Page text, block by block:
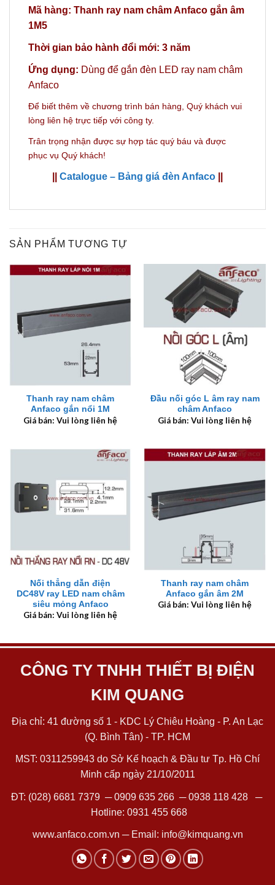
Mã hàng: Thanh ray nam châm Anfaco gắn âm
1M5
Thời gian bảo hành đổi mới: 3 năm
Ứng dụng: Dùng để gắn đèn LED ray nam châm
Anfaco
Để biết thêm về chương trình bán hàng, Quý khách vui
lòng liên hệ trực tiếp với công ty.
Trân trọng nhận được sự hợp tác quý báu và được
phục vụ Quý khách!
Catalogue – Bảng giá đèn Anfaco
SẢN PHẨM TƯƠNG TỰ
Thanh ray nam châm
Anfaco gắn nổi 1M
Giá bán: Vui lòng liên hệ
Đầu nối góc L âm ray nam
châm Anfaco
Giá bán: Vui lòng liên hệ
Nối thẳng dẫn điện
DC48V ray LED nam châm
siêu mỏng Anfaco
Giá bán: Vui lòng liên hệ
Thanh ray nam châm
Anfaco gắn âm 2M
Giá bán: Vui lòng liên hệ
CÔNG TY TNHH THIẾT BỊ ĐIỆN
KIM QUANG
Địa chỉ: 41 đường số 1 - KDC Lý Chiêu Hoàng - P. An Lạc
(Q. Bình Tân) - TP. HCM
MST: 0311259943 do Sở Kế hoạch & Đầu tư Tp. Hồ Chí
Minh cấp ngày 21/10/2011
ĐT: (028) 6681 7379 ─0909 635 266─0938 118 428─
Hotline: 0931 455 668
www.anfaco.com.vn ─ Email: info@kimquang.vn